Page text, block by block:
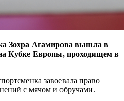
Зохра Агамирова вышла в
Кубке Европы, проходящем в
завоевала право
с мячом и обручами.